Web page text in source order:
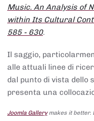
Music. An Analysis of
within Its Cultural
585 - 630.
Il saggio,
alle attuali linee di
dal punto di vista dello
presenta una
Joomla Gallerymakes it better.